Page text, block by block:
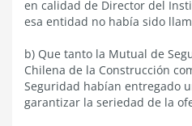
en calidad de Director del
esa entidad no había sido
b) Que tanto la Mutual de
Chilena de la Construcción
Seguridad habían entregado
garantizar la seriedad de la